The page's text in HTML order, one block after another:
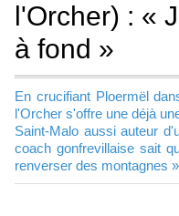
l'Orcher) : «
à fond »
En crucifiant Ploermël
l'Orcher s'offre une déjà
Saint-Malo aussi auteur
coach gonfrevillaise sait
renverser des montagnes